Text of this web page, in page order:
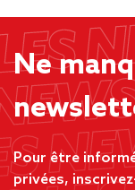
Ne
Pour être
privées,